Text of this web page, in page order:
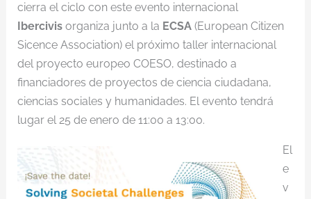
cierra el ciclo con este evento internacional
Ibercivisorganiza junto a la ECSA(European Citizen
Sicence Association) el próximo taller internacional
del proyecto europeo COESO, destinado a
financiadores de proyectos de ciencia ciudadana,
ciencias sociales y humanidades. El evento tendrá
lugar el 25 de enero de 11:00 a 13:00.
El
e
v